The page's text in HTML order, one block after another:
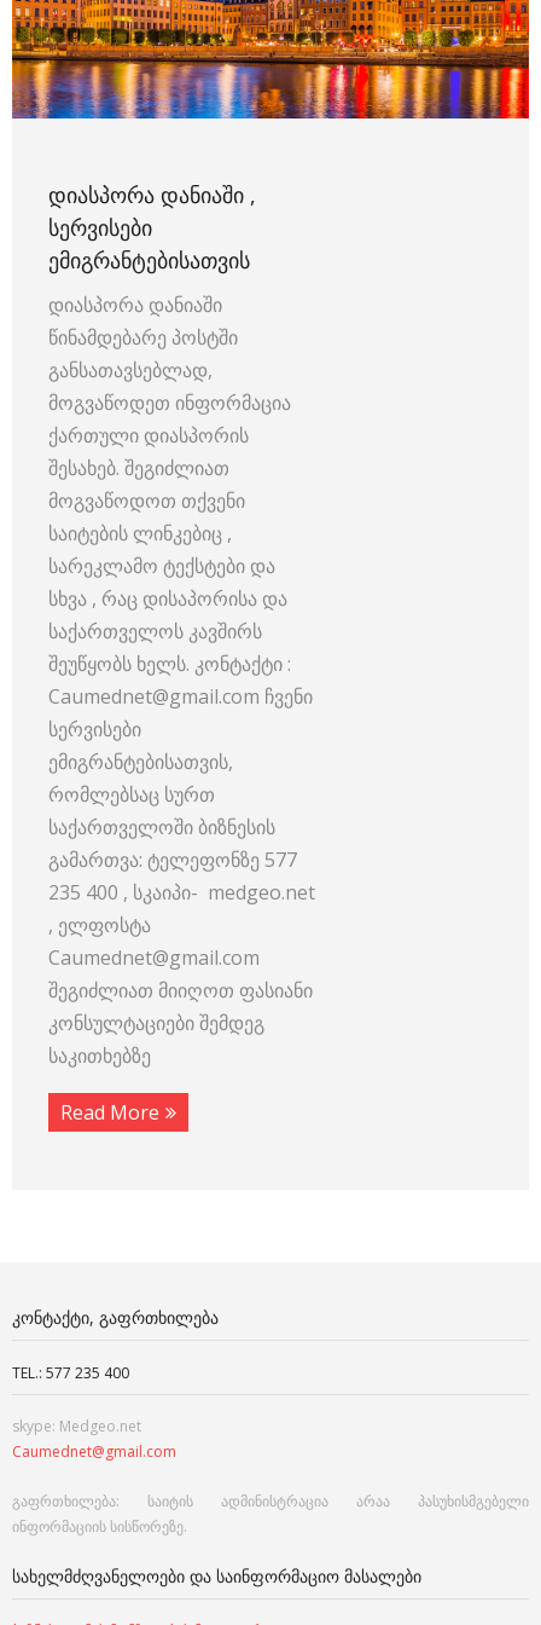
ᲓᲘᲐᲡᲞᲝᲠᲐ ᲓᲐᲜᲘᲐᲨᲘ ,
ᲡᲔᲠᲕᲘᲡᲔᲑᲘ
ᲔᲛᲘᲒᲠᲐᲜᲢᲔᲑᲘᲡᲐᲗᲕᲘᲡ
დიასპორა დანიაში
წინამდებარე პოსტში
განსათავსებლად,
მოგვაწოდეთ ინფორმაცია
ქართული დიასპორის
შესახებ. შეგიძლიათ
მოგვაწოდოთ თქვენი
საიტების ლინკებიც ,
სარეკლამო ტექსტები და
სხვა , რაც დისაპორისა და
საქართველოს კავშირს
შეუწყობს ხელს. კონტაქტი :
Caumednet@gmail.com ჩვენი
სერვისები
ემიგრანტებისათვის,
რომლებსაც სურთ
საქართველოში ბიზნესის
გამართვა: ტელეფონზე 577
235 400 , სკაიპი- medgeo.net
, ელფოსტა
Caumednet@gmail.com
შეგიძლიათ მიიღოთ ფასიანი
კონსულტაციები შემდეგ
საკითხებზე
Read More
ᲙᲝᲜᲢᲐᲥᲢᲘ, ᲒᲐᲤᲠᲗᲮᲘᲚᲔᲑᲐ
TEL.: 577 235 400
skype: Medgeo.net
Caumednet@gmail.com
გაფრთხილება: საიტის ადმინისტრაცია არაა პასუხისმგებელი
ინფორმაციის სისწორეზე.
ᲡᲐᲮᲔᲚᲛᲫᲦᲕᲐᲜᲔᲚᲝᲔᲑᲘ ᲓᲐ ᲡᲐᲘᲜᲤᲝᲠᲛᲐᲪᲘᲝ ᲛᲐᲡᲐᲚᲔᲑᲘ